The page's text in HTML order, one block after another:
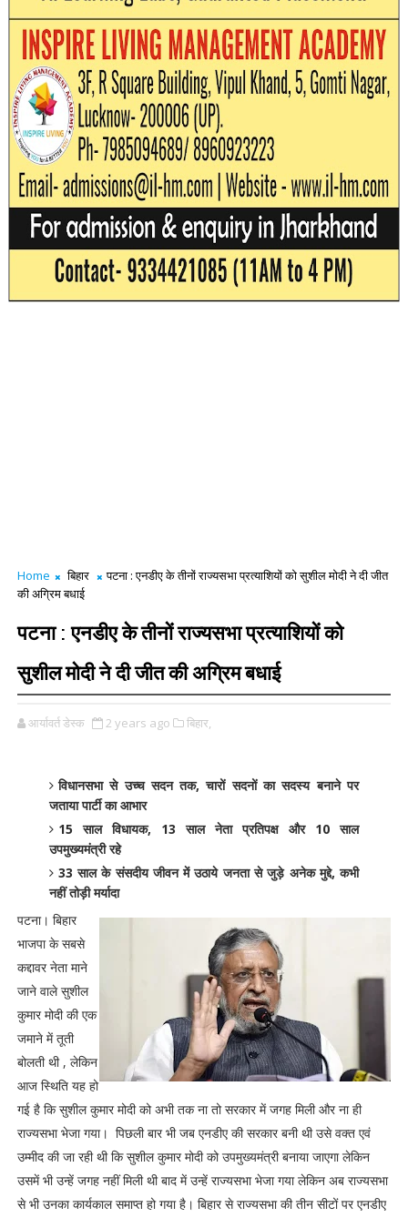
Home बिहार
पटना : एनडीए के तीनों राज्यसभा प्रत्याशियों को सुशील मोदी ने दी जीत
की अग्रिम बधाई
पटना : एनडीए के तीनों राज्यसभा प्रत्याशियों को
सुशील मोदी ने दी जीत की अग्रिम बधाई
आर्यावर्त डेस्क 2 years ago बिहार,
विधानसभा से उच्च सदन तक, चारों सदनों का सदस्य बनाने पर
जताया पार्टी का आभार
15 साल विधायक, 13 साल नेता प्रतिपक्ष और 10 साल
उपमुख्यमंत्री रहे
33 साल के संसदीय जीवन में उठाये जनता से जुड़े अनेक मुद्दे, कभी
नहीं तोड़ी मर्यादा
पटना। बिहार
भाजपा के सबसे
कद्दावर नेता माने
जाने वाले सुशील
कुमार मोदी की एक
जमाने में तूती
बोलती थी , लेकिन
आज स्थिति यह हो
गई है कि सुशील कुमार मोदी को अभी तक ना तो सरकार में जगह मिली और ना ही
राज्यसभा भेजा गया। पिछली बार भी जब एनडीए की सरकार बनी थी उसे वक्त एवं
उम्मीद की जा रही थी कि सुशील कुमार मोदी को उपमुख्यमंत्री बनाया जाएगा लेकिन
उसमें भी उन्हें जगह नहीं मिली थी बाद में उन्हें राज्यसभा भेजा गया लेकिन अब राज्यसभा
से भी उनका कार्यकाल समाप्त हो गया है। बिहार से राज्यसभा की तीन सीटों पर एनडीए